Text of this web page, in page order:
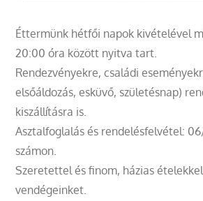
Éttermünk hétfői napok kivételével
20:00 óra között nyitva tart.
Rendezvényekre, családi
elsőáldozás, esküvő, születésnap)
kiszállításra is.
Asztalfoglalás és rendelésfelvétel:
számon.
Szeretettel és finom, házias
vendégeinket.